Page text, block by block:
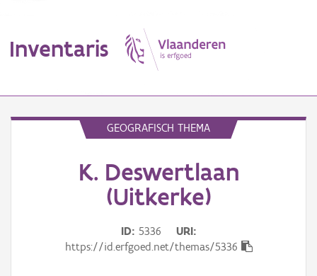
Inventaris
GEOGRAFISCH THEMA
K. Deswertlaan
(Uitkerke)
ID 5336
URI
https://id.erfgoed.net/themas/5336